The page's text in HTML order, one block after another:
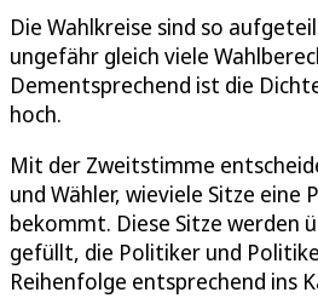
Die Wahlkreise sind so
ungefähr gleich viele
Dementsprechend ist die
hoch.
Mit der Zweitstimme
und Wähler, wieviele Sitze eine
bekommt. Diese Sitze werden
gefüllt, die Politiker und
Reihenfolge entsprechend ins